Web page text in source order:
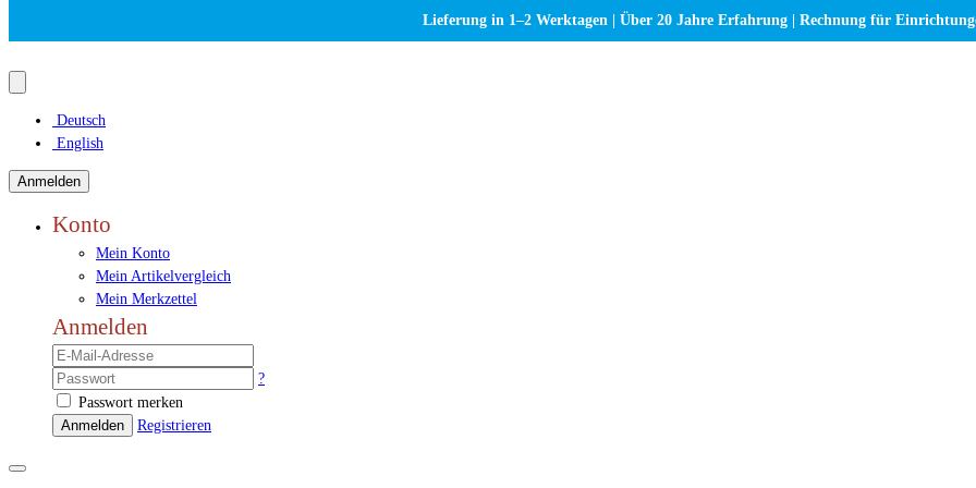
Deutsch
English
Anmelden
Konto
Mein Konto
Mein Artikelvergleich
Mein Merkzettel
Anmelden
?
Passwort merken
Anmelden
Registrieren
Lieferung in 1–2 Werktagen | Über 20 Jahre Erfahrung | Rechnung für